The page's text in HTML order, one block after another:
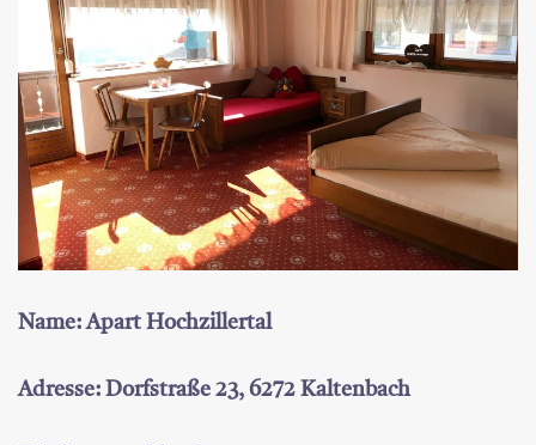
Name: Apart Hochzillertal
Adresse: Dorfstraße 23, 6272 Kaltenbach